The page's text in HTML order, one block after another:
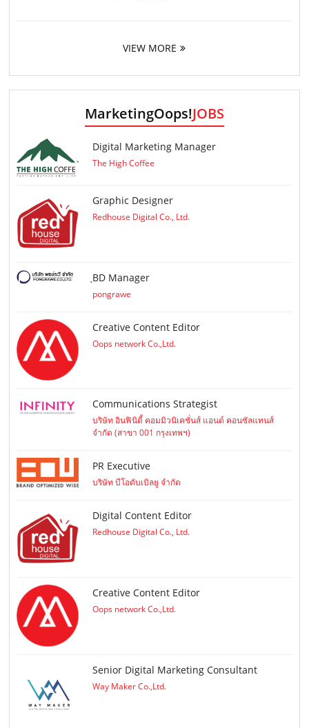
VIEW MORE
MarketingOops!JOBS
Digital Marketing Manager
The High Coffee
Graphic Designer
Redhouse Digital Co., Ltd.
ฺBD Manager
pongrawe
Creative Content Editor
Oops network Co.,Ltd.
Communications Strategist
บริษัท อินฟินิตี้ คอมมิวนิเคชั่นส์ แอนด์ คอนซัลแทนส์
จำกัด (สาขา 001 กรุงเทพฯ)
PR Executive
บริษัท บีโอดับเบิลยู จำกัด
Digital Content Editor
Redhouse Digital Co., Ltd.
Creative Content Editor
Oops network Co.,Ltd.
Senior Digital Marketing Consultant
Way Maker Co.,Ltd.